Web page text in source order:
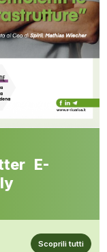
E-
Scoprili tutti